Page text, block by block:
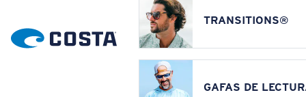
TRANSITIONS®
GAFAS DE